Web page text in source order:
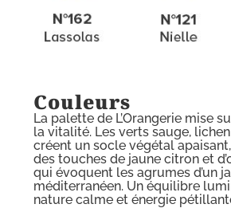
Couleurs
La palette de L’Orangerie mise
la vitalité. Les verts sauge,
créent un socle végétal
des touches de jaune citron et
qui évoquent les agrumes d’un
méditerranéen. Un équilibre
nature calme et énergie